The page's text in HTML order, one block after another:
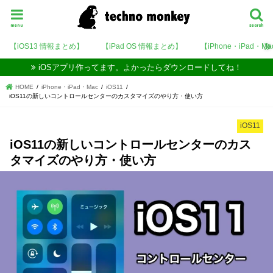
search
menu
【iOS13 情報まとめ】 【iPad OS 情報まとめ】 【iPhone・iPad・
iOSアプリ作ってます。よかったらダウンロードしてね！
HOME iPhone・iPad・Mac
iOS11
iOS11の新しいコントロールセンターのカスタマイズのやり方・使い方
iOS11
iOS11の新しいコントロールセンターのカス
タマイズのやり方・使い方